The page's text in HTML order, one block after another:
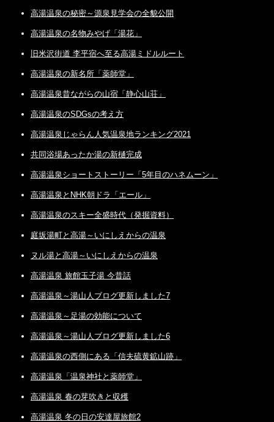
高湯温泉の秘密～源泉見学会の全貌公開
高湯温泉の名物みやげ「湯花」
旧米沢街道 李平宿へ至る高湯ミドルルート
高湯温泉の新名所「薬師堂」
高湯温泉昔ながらの山宿「静心山荘」
高湯温泉のSDGsの考え方
高湯温泉じゃらん人気温泉地ランキング2021
共同浴場あったか湯の新樋完成
高湯温泉ショートストーリー「5年目のハネムーン」
高湯温泉とNHK朝ドラ「エール」
高湯温泉のスキー全盛時代（発掘資料）
庭坂湯町と高湯～いにしえからの温泉
ヌル湯と高湯～いにしえからの温泉
高湯温泉 旅館玉子湯 今昔話
高湯温泉～湯山人ブログ更新しました7
高湯温泉～足湯の効能について
高湯温泉～湯山人ブログ更新しました6
高湯温泉の西側にある「信夫硫黄鉱山跡」
高湯温泉「温泉神社と薬師堂」
高湯温泉 春の芽吹きと収穫
高湯温泉 冬の日の安達屋旅館2